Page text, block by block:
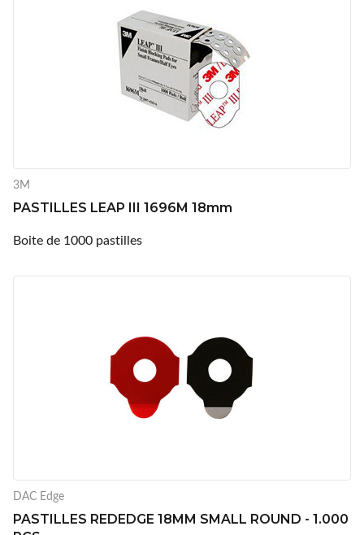
3M
PASTILLES LEAP III 1696M 18mm
Boite de 1000 pastilles
DAC Edge
PASTILLES REDEDGE 18MM SMALL ROUND - 1.000